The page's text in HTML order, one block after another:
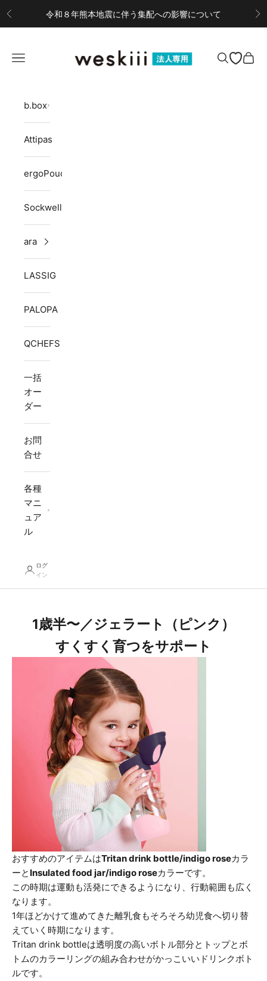
前へ 令和８年熊本地震に伴う集配への影響について 次
メニューを開く
検索を開く
カー
b.box
Attipas
ergoPouch
Sockwell
ara
LASSIG
PALOPA
QCHEFS
一括
オー
ダー
お問
合せ
各種
マニ
ュア
ル
ログ
イン
1歳半〜／ジェラート（ピンク）
すくすく育つをサポート
おすすめのアイテムはTritan drink bottle/indigo roseカラ
ーと Insulated food jar/indigo roseカラーです。
この時期は運動も活発にできるようになり、行動範囲も広く
なります。
1年ほどかけて進めてきた離乳食もそろそろ幼児食へ切り替
えていく時期になります。
Tritan drink bottleは透明度の高いボトル部分とトップとボ
トムのカラーリングの組み合わせがかっこいいドリンクボト
ルです。